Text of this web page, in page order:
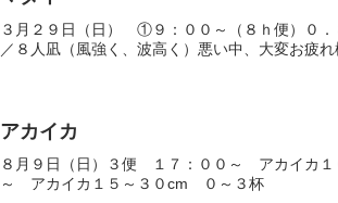
３月２９日（日） ①９：００～（８ｈ便）０
／８人凪（風強く、波高く）悪い中、大変お疲れ
アカイカ
８月９日（日）３便 １７：００～ アカイカ
～ アカイカ１５～３０cm ０～３杯